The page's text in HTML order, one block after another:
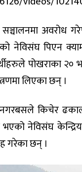
अवरोध
नेविसंघ पिएन
पोखराका २०
लिएका छन् ।
किचेर
भएको नेविसंघ
गरेका छन् ।